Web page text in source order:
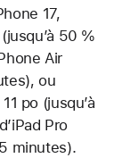
17,
50 %
Air
ou
po (jusqu’à
Pro
minutes).